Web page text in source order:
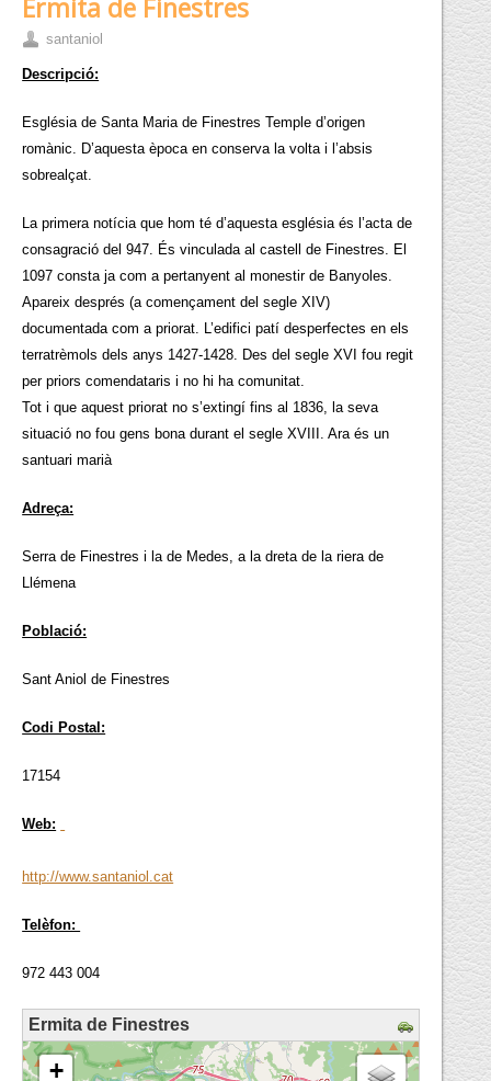
Ermita de Finestres
santaniol
Descripció:
Església de Santa Maria de Finestres Temple d’origen
romànic. D’aquesta època en conserva la volta i l’absis
sobrealçat.
La primera notícia que hom té d’aquesta església és l’acta de
consagració del 947. És vinculada al castell de Finestres. El
1097 consta ja com a pertanyent al monestir de Banyoles.
Apareix després (a començament del segle XIV)
documentada com a priorat. L’edifici patí desperfectes en els
terratrèmols dels anys 1427-1428. Des del segle XVI fou regit
per priors comendataris i no hi ha comunitat.
Tot i que aquest priorat no s’extingí fins al 1836, la seva
situació no fou gens bona durant el segle XVIII. Ara és un
santuari marià
Adreça:
Serra de Finestres i la de Medes, a la dreta de la riera de
Llémena
Població:
Sant Aniol de Finestres
Codi Postal:
17154
Web:
http://www.santaniol.cat
Telèfon:
972 443 004
Ermita de Finestres
loading map - please wait...
+